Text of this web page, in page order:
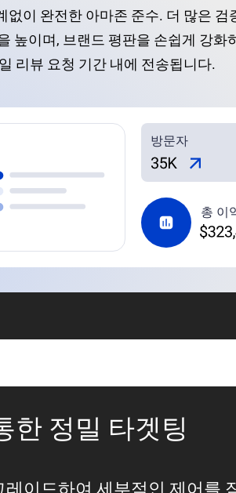
없이 완전한 아마존 준수. 더 많은 검
높이며, 브랜드 평판을 손쉽게 강화
리뷰 요청 기간 내에 전송됩니다.
방문자
총 이
한 정밀 타겟팅
이드하여 세부적인 제어를